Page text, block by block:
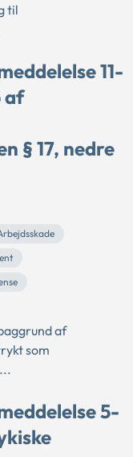
til
11-
af
§ 17, nedre
af
som
5-